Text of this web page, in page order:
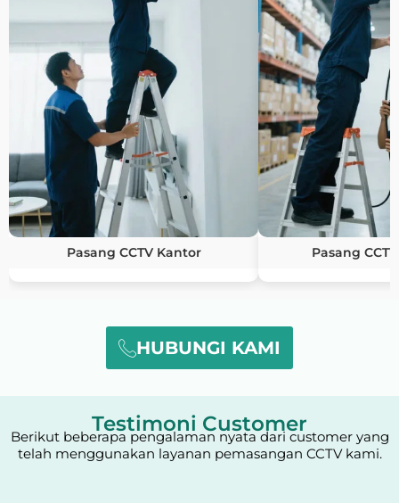
Pasang CCTV Kantor Pasang
HUBUNGI KAMI
Testimoni Customer
Berikut beberapa pengalaman nyata dari customer yang
telah menggunakan layanan pemasangan CCTV kami.